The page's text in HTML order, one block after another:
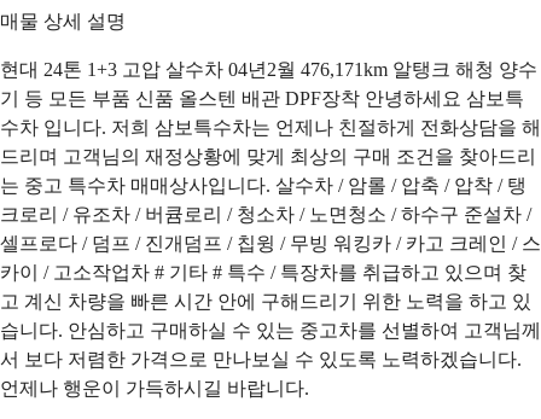
매물 상세 설명
현대 24톤 1+3 고압 살수차 04년2월 476,171km 알탱크 해청 양수
기 등 모든 부품 신품 올스텐 배관 DPF장착 안녕하세요 삼보특
수차 입니다. 저희 삼보특수차는 언제나 친절하게 전화상담을 해
드리며 고객님의 재정상황에 맞게 최상의 구매 조건을 찾아드리
는 중고 특수차 매매상사입니다. 살수차 / 암롤 / 압축 / 압착 / 탱
크로리 / 유조차 / 버큠로리 / 청소차 / 노면청소 / 하수구 준설차 /
셀프로다 / 덤프 / 진개덤프 / 칩윙 / 무빙 워킹카 / 카고 크레인 / 스
카이 / 고소작업차 # 기타 # 특수 / 특장차를 취급하고 있으며 찾
고 계신 차량을 빠른 시간 안에 구해드리기 위한 노력을 하고 있
습니다. 안심하고 구매하실 수 있는 중고차를 선별하여 고객님께
서 보다 저렴한 가격으로 만나보실 수 있도록 노력하겠습니다.
언제나 행운이 가득하시길 바랍니다.